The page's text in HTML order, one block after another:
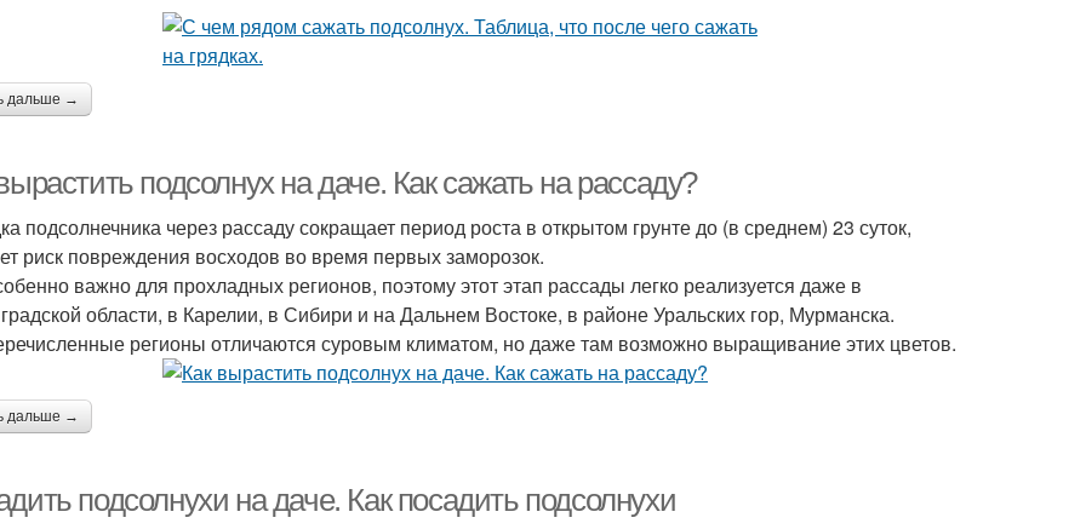
дальше →
подсолнух на даче. Как сажать на рассаду?
подсолнечника через рассаду сокращает период роста в открытом грунте до (в среднем) 23 суток,
риск повреждения восходов во время первых заморозок.
важно для прохладных регионов, поэтому этот этап рассады легко реализуется даже в
области, в Карелии, в Сибири и на Дальнем Востоке, в районе Уральских гор, Мурманска.
регионы отличаются суровым климатом, но даже там возможно выращивание этих цветов.
дальше →
подсолнухи на даче. Как посадить подсолнухи